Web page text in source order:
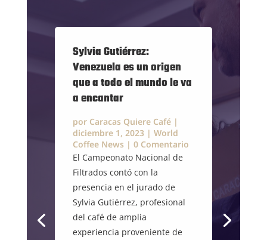
Sylvia Gutiérrez:
Venezuela es un origen
que a todo el mundo le va
a encantar
por Caracas Quiere Café|
diciembre 1, 2023| World
Coffee News | 0 Comentario
El Campeonato Nacional de
Filtrados contó con la
presencia en el jurado de
Sylvia Gutiérrez, profesional
del café de amplia
experiencia proveniente de